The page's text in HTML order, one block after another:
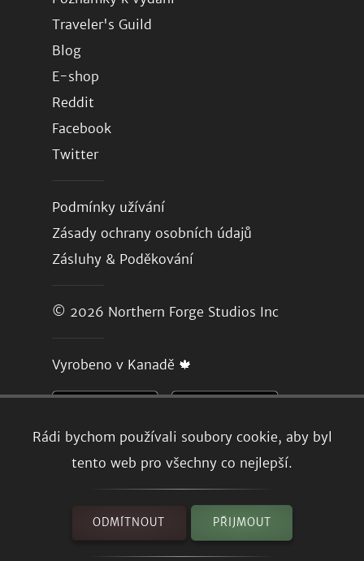
Rádi bychom používali soubory cookie, aby byl
tento web pro všechny co nejlepší.
ODMÍTNOUT PŘIJMOUT
Traveler's Guild
Blog
E-shop
Reddit
Facebook
Twitter
Podmínky užívání
Zásady ochrany osobních údajů
Zásluhy & Poděkování
© 2026 Northern Forge Studios Inc
Vyrobeno v Kanadě 🍁